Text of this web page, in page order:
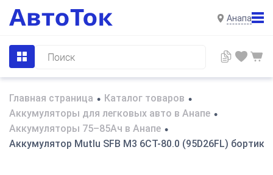
Анапа
Главная страница • Каталог товаров •
Аккумуляторы для легковых авто в Анапе •
Аккумуляторы 75–85Ач в Анапе •
Аккумулятор Mutlu SFB M3 6СТ-80.0 (95D26FL) бортик